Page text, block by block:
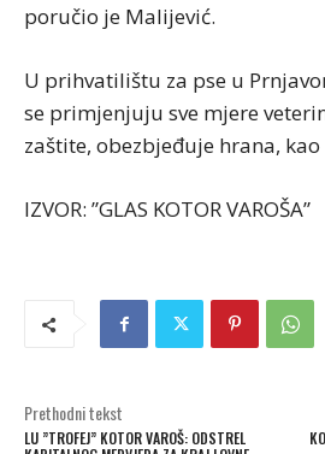
poručio je Malijević.
U prihvatilištu za pse u
se primjenjuju sve mjere
zaštite, obezbjeđuje hrana,
IZVOR: ”GLAS KOTOR VAROŠA”
Prethodni tekst
LU ”TROFEJ” KOTOR VAROŠ: ODSTREL